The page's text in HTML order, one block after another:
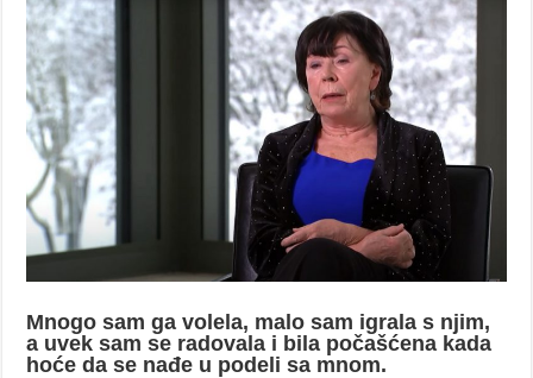
Mnogo sam ga volela, malo sam igrala s njim,
a uvek sam se radovala i bila počašćena kada
hoće da se nađe u podeli sa mnom.